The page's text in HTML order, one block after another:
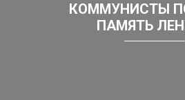
КОММУНИСТЫ
ПАМЯТЬ